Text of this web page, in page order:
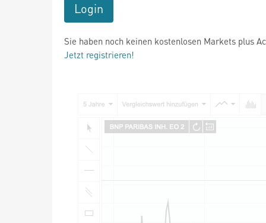
Login
Sie haben noch keinen kostenlosen Markets plus
Jetzt registrieren!